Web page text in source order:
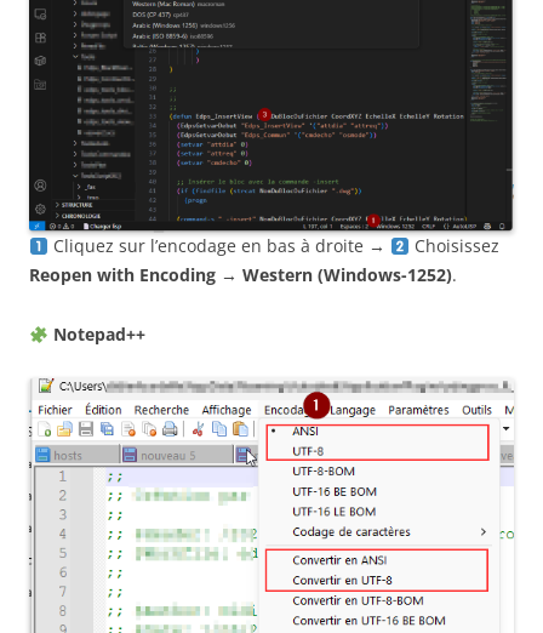
Cliquez sur l’encodage en bas à droite →
Choisissez
Reopen with Encoding → Western (Windows-1252).
Notepad++